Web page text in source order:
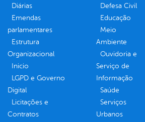
Diárias
Emendas
parlamentares
Estrutura
Organizacional
Inicio
LGPD e Governo
Digital
Licitações e
Contratos
Defesa Civil
Educação
Meio
Ambiente
Ouvidoria e
Serviço de
Informação
Saúde
Serviços
Urbanos